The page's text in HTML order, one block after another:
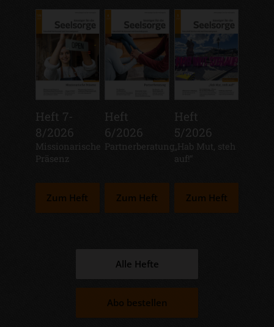
Heft 7-
8/2026
:
Missionarische
Präsenz
Zum Heft
Heft
6/2026
:
Partnerberatung
Zum Heft
Heft
5/2026
:
„Hab Mut, steh
auf!“
Zum Heft
Alle Hefte
Abo bestellen